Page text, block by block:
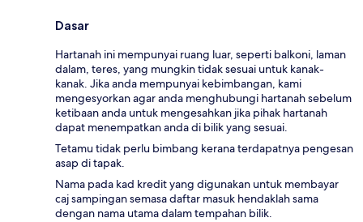
Dasar
Hartanah ini mempunyai ruang luar, seperti balkoni, laman
dalam, teres, yang mungkin tidak sesuai untuk kanak-
kanak. Jika anda mempunyai kebimbangan, kami
mengesyorkan agar anda menghubungi hartanah sebelum
ketibaan anda untuk mengesahkan jika pihak hartanah
dapat menempatkan anda di bilik yang sesuai.
Tetamu tidak perlu bimbang kerana terdapatnya pengesan
asap di tapak.
Nama pada kad kredit yang digunakan untuk membayar
caj sampingan semasa daftar masuk hendaklah sama
dengan nama utama dalam tempahan bilik.